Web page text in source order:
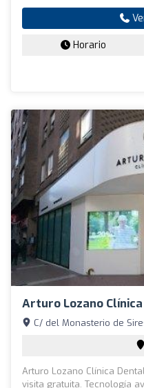
Horario
Arturo Lozano
C/ del Monasterio de
Arturo Lozano Clínica
visita gratuita. Tecnología